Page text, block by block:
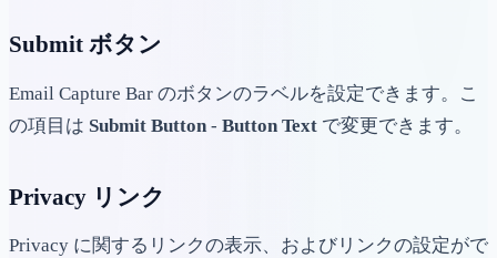
Submit ボタン
Email Capture Bar のボタンのラベルを設定できます。こ
の項目は Submit Button - Button Text で変更できます。
Privacy リンク
Privacy に関するリンクの表示、およびリンクの設定がで